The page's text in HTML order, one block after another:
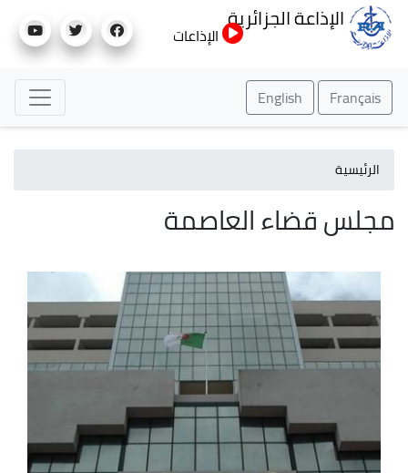
إلى
الإذاعة الجزائرية
الإذاعات
Français
English
الرئيسية
مجلس قضاء العاصمة